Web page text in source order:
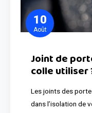
10
Août
Joint de
colle utiliser
Les joints des
dans l’isolation de